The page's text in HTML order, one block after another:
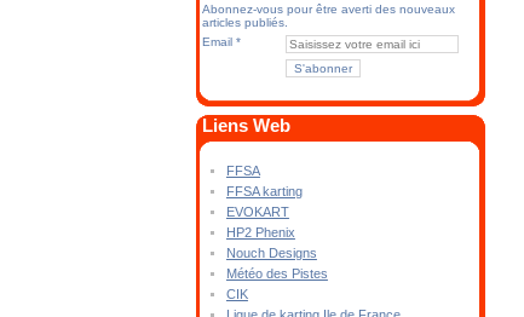
Abonnez-vous pour être averti des nouveaux
articles publiés.
Email
Liens Web
FFSA
FFSA karting
EVOKART
HP2 Phenix
Nouch Designs
Météo des Pistes
CIK